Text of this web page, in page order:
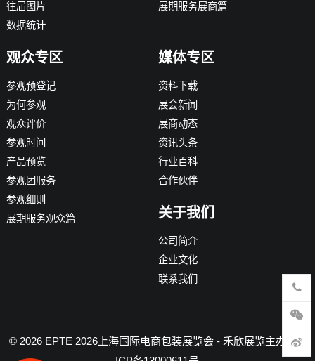
往届图片
数据统计
展期服务展商篇
观众专区
参观预登记
为何参观
观众评价
参观时间
产品预览
参观团服务
参观细则
展期服务观众篇
媒体专区
资料下载
展会新闻
展商动态
资讯头条
行业百科
合作伙伴
关于我们
公司简介
企业文化
联系我们
© 2026 EPTE 2026上海国际电商包装展览会- 禾欣展览主办 -沪